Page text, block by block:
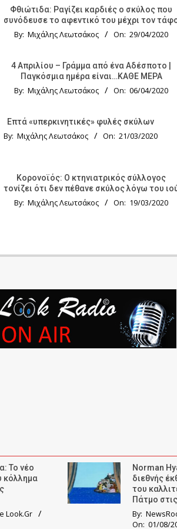
Φθιώτιδα: Ραγίζει καρδιές ο σκύλος που
συνόδευσε το αφεντικό του μέχρι τον
By: Μιχάλης Λεωτσάκος On: 29/04/2020
4 Απριλίου – Γράμμα από ένα Αδέσποτο |
Παγκόσμια ημέρα είναι…ΚΑΘΕ ΜΕΡΑ
By: Μιχάλης Λεωτσάκος On: 06/04/2020
Επτά «υπερκινητικές» φυλές σκύλων
By: Μιχάλης Λεωτσάκος On: 21/03/2020
Κορονοϊός: Ο κτηνιατρικός σύλλογος
τονίζει ότι δεν πέθανε σκύλος λόγω του
By: Μιχάλης Λεωτσάκος On: 19/03/2020
Το νέο
κόλλημα
Look.Gr
Norman
διεθνής
του
Πάτμο
By:
On: 01/08/